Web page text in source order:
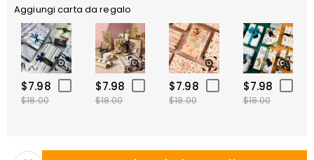
Aggiungi carta da regalo
$7.98
$18.00
$7.98
$18.00
$7.98
$18.00
$7.98
$18.00